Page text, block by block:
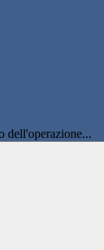
dell'operazione...